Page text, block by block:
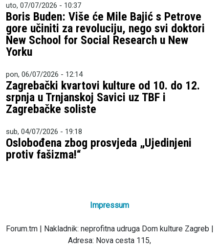
uto, 07/07/2026 - 10:37
Boris Buden: Više će Mile Bajić s Petrove
gore učiniti za revoluciju, nego svi doktori
New School for Social Research u New
Yorku
pon, 06/07/2026 - 12:14
Zagrebački kvartovi kulture od 10. do 12.
srpnja u Trnjanskoj Savici uz TBF i
Zagrebačke soliste
sub, 04/07/2026 - 19:18
Oslobođena zbog prosvjeda „Ujedinjeni
protiv fašizma!“
Impressum
Forum.tm | Nakladnik: neprofitna udruga Dom kulture Zagreb |
Adresa: Nova cesta 115,